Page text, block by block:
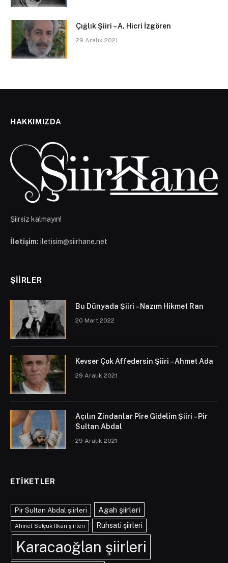
Çığlık Şiiri – A. Hicri İzgören
29 Aralık 2021
HAKKIMIZDA
Şiirsiz kalmayın!
İletişim: iletisim@siirhane.net
ŞIIRLER
Bu Dünyada Şiiri – Nazım Hikmet Ran
20 Mart 2022
Kevser Çok Affedersin Şiiri – Ahmet Ada
29 Aralık 2021
Açılın Zindanlar Pire Gidelim Şiiri – Pir
Sultan Abdal
29 Aralık 2021
ETIKETLER
Pir Sultan Abdal şiirleri Agah şiirleri
Ahmet Selçuk İlkan şiirleri Ruhsati şiirleri
Karacaoğlan şiirleri